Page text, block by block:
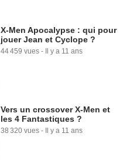
X-Men Apocalypse : qui pour
jouer Jean et Cyclope ?
44 459 vues - Il y a 11 ans
Vers un crossover X-Men et
les 4 Fantastiques ?
38 320 vues - Il y a 11 ans